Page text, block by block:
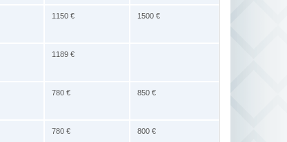
1150 € 1500 €
1189 €
780 € 850 €
780 € 800 €